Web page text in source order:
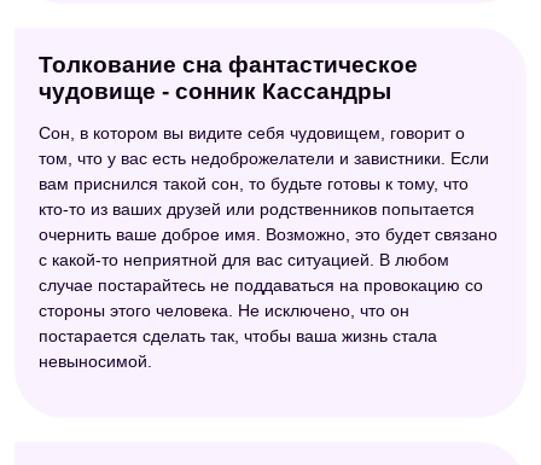
Толкование сна фантастическое
чудовище - сонник Кассандры
Сон, в котором вы видите себя чудовищем, говорит о
том, что у вас есть недоброжелатели и завистники. Если
вам приснился такой сон, то будьте готовы к тому, что
кто-то из ваших друзей или родственников попытается
очернить ваше доброе имя. Возможно, это будет связано
с какой-то неприятной для вас ситуацией. В любом
случае постарайтесь не поддаваться на провокацию со
стороны этого человека. Не исключено, что он
постарается сделать так, чтобы ваша жизнь стала
невыносимой.